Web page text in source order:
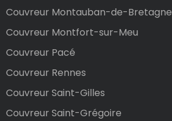
Couvreur Montauban-de-Bretagne
Couvreur Montfort-sur-Meu
Couvreur Pacé
Couvreur Rennes
Couvreur Saint-Gilles
Couvreur Saint-Grégoire